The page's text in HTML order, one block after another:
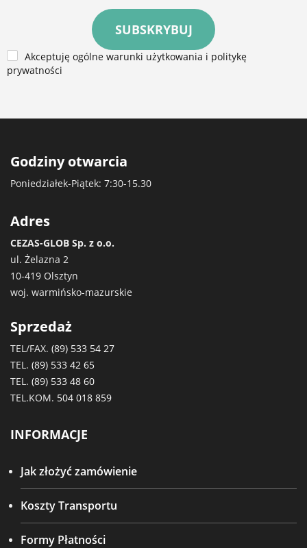
SUBSKRYBUJ
Akceptuję ogólne warunki użytkowania i politykę
prywatności
Godziny otwarcia
Poniedziałek-Piątek: 7:30-15.30
Adres
CEZAS-GLOB Sp. z o.o.
ul. Żelazna 2
10-419 Olsztyn
woj. warmińsko-mazurskie
Sprzedaż
TEL/FAX. (89) 533 54 27
TEL. (89) 533 42 65
TEL. (89) 533 48 60
TEL.KOM. 504 018 859
INFORMACJE
Jak złożyć zamówienie
Koszty Transportu
Formy Płatności